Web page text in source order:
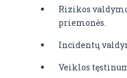
Rizikos
priemonės.
Incidentų
Veiklos